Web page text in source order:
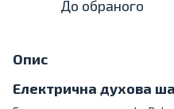
До обраного
Опис
Електрична духова